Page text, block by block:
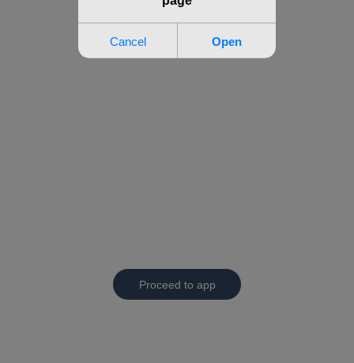
Proceed to app